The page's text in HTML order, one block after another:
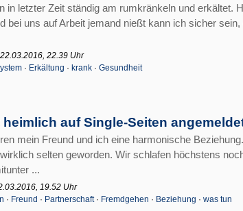
in letzter Zeit ständig am rumkränkeln und erkältet.
bei uns auf Arbeit jemand nießt kann ich sicher
22.03.2016, 22.39 Uhr
· Erkältung · krank · Gesundheit
heimlich auf Single-Seiten
mein Freund und ich eine harmonische
selten geworden. Wir schlafen höchstens
...
19.52 Uhr
· Freund · Partnerschaft· Fremdgehen · Beziehung · was tun